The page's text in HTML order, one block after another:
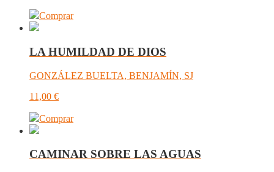
Comprar
LA HUMILDAD DE DIOS
GONZÁLEZ BUELTA, BENJAMÍN, SJ
11,00 €
Comprar
CAMINAR SOBRE LAS AGUAS